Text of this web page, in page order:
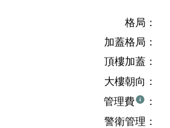
格局：
加蓋格局：
頂樓加蓋：
大樓朝向：
管理費
：
警衛管理：